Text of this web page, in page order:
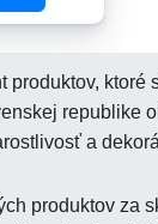
ktoré
republike
a
produktov za